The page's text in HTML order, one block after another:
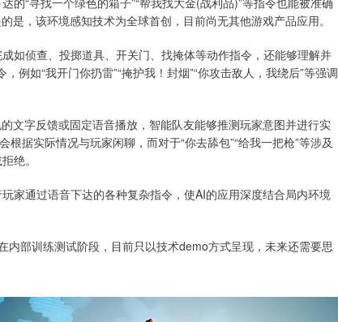
，该环境感知技术为全球首创，目前尚无其他游戏产品应用。
侦查、投掷道具、开关门、找掩体等动作指令，还能够理解并
例如“我开门你扔雷”“掩护我！封烟”“你攻击敌人，我绕后”等强调
字反馈或固定语音播放，智能队友能够推测玩家意图并进行实
据实际情况与玩家闲聊，而对于“你去舔包”“给我一把枪”等涉及
绝。
通过语音下达的各种复杂指令，使AI的应用深度结合局内环境
部训练测试阶段，目前只以技术demo方式呈现，未来还需要思